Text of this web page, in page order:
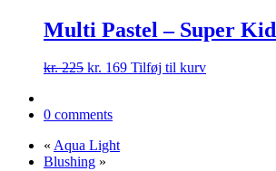
Multi Pastel – Super Kid
kr.225 Den
var:
kr. 169Den
Tilføj til kurv
0 comments
« Aqua Light
Blushing »